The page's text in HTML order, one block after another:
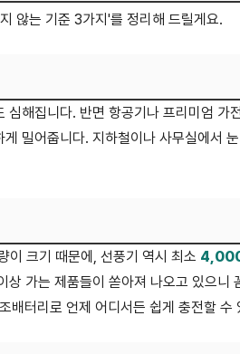
않는 기준 3가지'를 정리해 드릴게요.
해집니다. 반면 항공기나 프리미엄 가
밀어줍니다. 지하철이나 사무실에서 눈
이 크기 때문에, 선풍기 역시 최소
가는 제품들이 쏟아져 나오고 있으니
배터리로 언제 어디서든 쉽게 충전할 수